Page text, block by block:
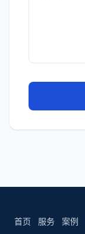
首页 服务 案例